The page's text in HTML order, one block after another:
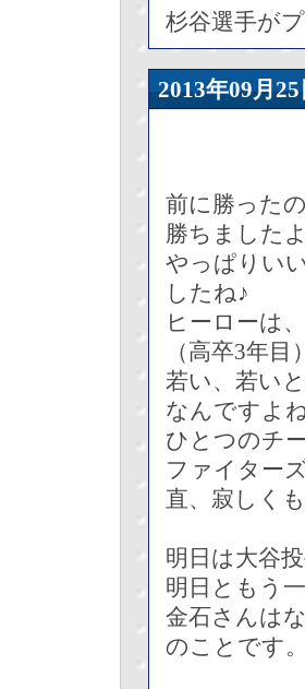
杉谷選手が
2013年09
前に勝った
勝ちました
やっぱりい
したね♪
ヒーローは
（高卒3年
若い、若い
なんですよ
ひとつのチ
ファイター
直、寂しく
明日は大谷
明日ともう
金石さんは
のことです